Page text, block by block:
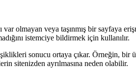
olmayan veya taşınmış bir sayfaya
istemciye bildirmek için kullanılır.
sonucu ortaya çıkar. Örneğin, bir
sitenizden ayrılmasına neden olabilir.